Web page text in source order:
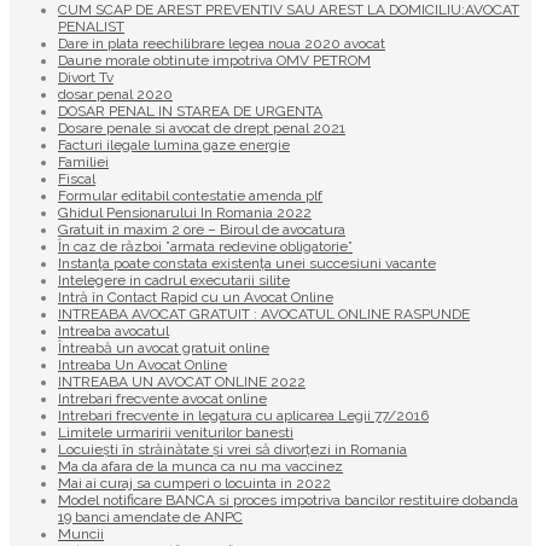
CUM SCAP DE AREST PREVENTIV SAU AREST LA DOMICILIU:AVOCAT
PENALIST
Dare in plata reechilibrare legea noua 2020 avocat
Daune morale obtinute impotriva OMV PETROM
Divort Tv
dosar penal 2020
DOSAR PENAL IN STAREA DE URGENTA
Dosare penale si avocat de drept penal 2021
Facturi ilegale lumina gaze energie
Familiei
Fiscal
Formular editabil contestatie amenda plf
Ghidul Pensionarului In Romania 2022
Gratuit in maxim 2 ore – Biroul de avocatura
În caz de război ”armata redevine obligatorie”
Instanța poate constata existenţa unei succesiuni vacante
Intelegere in cadrul executarii silite
Intră în Contact Rapid cu un Avocat Online
INTREABA AVOCAT GRATUIT : AVOCATUL ONLINE RASPUNDE
Intreaba avocatul
Întreabă un avocat gratuit online
Intreaba Un Avocat Online
INTREABA UN AVOCAT ONLINE 2022
Intrebari frecvente avocat online
Intrebari frecvente in legatura cu aplicarea Legii 77/2016
Limitele urmaririi veniturilor banesti
Locuiești în străinătate și vrei să divorțezi in Romania
Ma da afara de la munca ca nu ma vaccinez
Mai ai curaj sa cumperi o locuinta in 2022
Model notificare BANCA si proces impotriva bancilor restituire dobanda
19 banci amendate de ANPC
Muncii